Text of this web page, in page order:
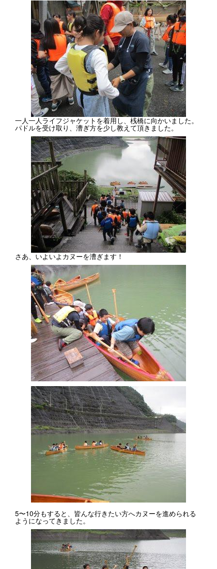
一人一人ライフジャケットを着用し、桟橋に向かいました。
パドルを受け取り、漕ぎ方を少し教えて頂きました。
さあ、いよいよカヌーを漕ぎます！
5〜10分もすると、皆んな行きたい方へカヌーを進められる
ようになってきました。